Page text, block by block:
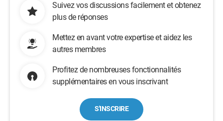
Suivez vos discussions facilement et obtenez
plus de réponses
Mettez en avant votre expertise et aidez les
autres membres
Profitez de nombreuses fonctionnalités
supplémentaires en vous inscrivant
S'INSCRIRE